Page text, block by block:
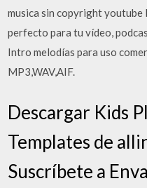
musica sin copyright
perfecto para tu vídeo,
Intro melodías para uso
MP3,WAV,AIF.
Descargar Kids
Templates de
Suscríbete a